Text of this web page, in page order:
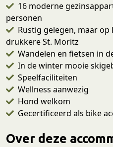
16 moderne
personen
Rustig gelegen, maar
drukkere St. Moritz
Wandelen en fietsen in
In de winter mooie
Speelfaciliteiten
Wellness aanwezig
Hond welkom
Gecertificeerd als bike
Over deze